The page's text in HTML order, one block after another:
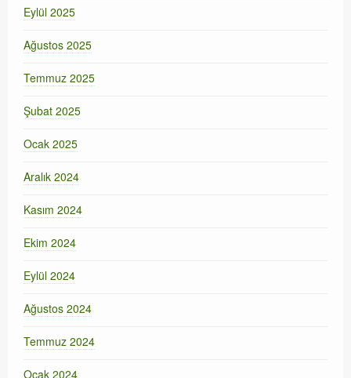
Eylül 2025
Ağustos 2025
Temmuz 2025
Şubat 2025
Ocak 2025
Aralık 2024
Kasım 2024
Ekim 2024
Eylül 2024
Ağustos 2024
Temmuz 2024
Ocak 2024